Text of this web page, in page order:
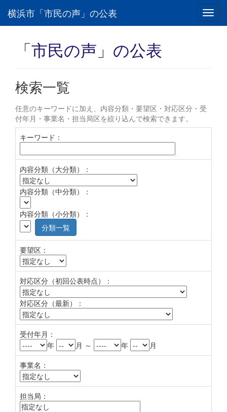
横浜市「市民の声」の公表
「市民の声」の公表
検索一覧
任意のキーワードに加え、内容分類・要望区・対応区分・受
付年月・事業名・担当局区を絞り込んで検索できます。
キーワード：
内容分類（大分類）：
内容分類（中分類）：
内容分類（小分類）：
分類一覧
要望区：
対応区分（初回公表時点）：
対応区分（最新）：
受付年月：
年
月 ～ 年
月
事業名：
担当局：